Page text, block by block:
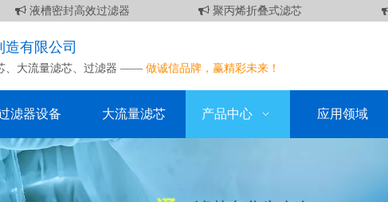
液槽密封高效过滤器 聚丙烯折叠式滤芯
有限公司
、 大流量滤芯、 过滤器 —— 做诚信品牌，赢精彩未来！
滤器设备 大流量滤芯 产品中心 应用领域